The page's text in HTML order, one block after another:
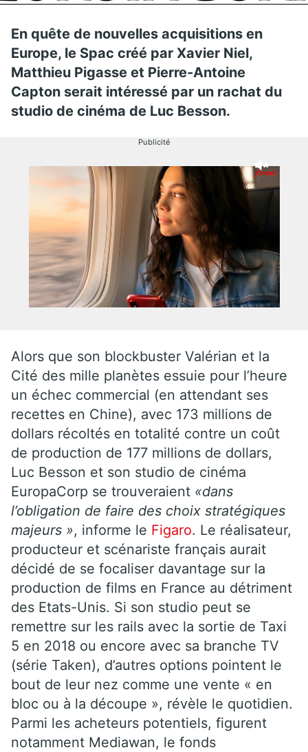
En quête de nouvelles acquisitions en
Europe, le Spac créé par Xavier Niel,
Matthieu Pigasse et Pierre-Antoine
Capton serait intéressé par un rachat du
studio de cinéma de Luc Besson.
Publicité
Alors que son blockbuster Valérian et la
Cité des mille planètes essuie pour l’heure
un échec commercial (en attendant ses
recettes en Chine), avec 173 millions de
dollars récoltés en totalité contre un coût
de production de 177 millions de dollars,
Luc Besson et son studio de cinéma
EuropaCorp se trouveraient «dans
l’obligation de faire des choix stratégiques
majeurs », informe le Figaro. Le réalisateur,
producteur et scénariste français aurait
décidé de se focaliser davantage sur la
production de films en France au détriment
des Etats-Unis. Si son studio peut se
remettre sur les rails avec la sortie de Taxi
5 en 2018 ou encore avec sa branche TV
(série Taken), d’autres options pointent le
bout de leur nez comme une vente « en
bloc ou à la découpe », révèle le quotidien.
Parmi les acheteurs potentiels, figurent
notamment Mediawan, le fonds